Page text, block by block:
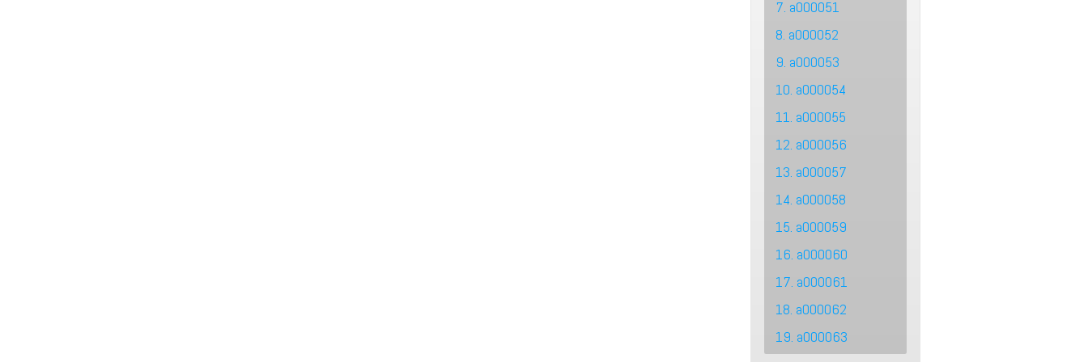
7. a000051
8. a000052
9. a000053
10. a000054
11. a000055
12. a000056
13. a000057
14. a000058
15. a000059
16. a000060
17. a000061
18. a000062
19. a000063